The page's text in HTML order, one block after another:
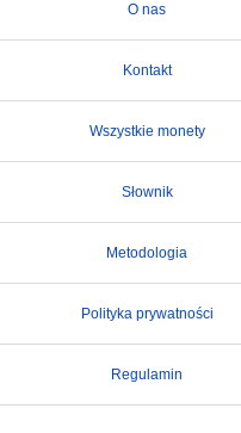
O nas
Kontakt
Wszystkie monety
Słownik
Metodologia
Polityka prywatności
Regulamin